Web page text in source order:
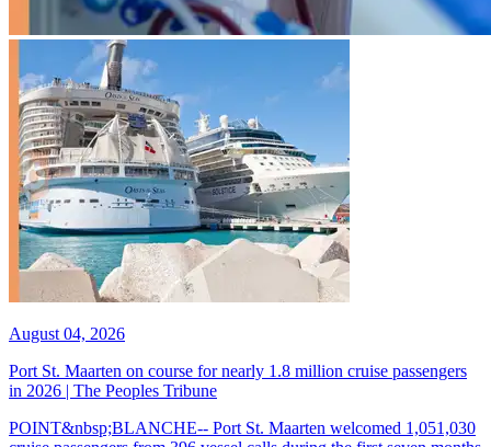
August 04, 2026
Port St. Maarten on course for nearly 1.8 million cruise passengers
in 2026 | The Peoples Tribune
POINT&nbsp;BLANCHE-- Port St. Maarten welcomed 1,051,030